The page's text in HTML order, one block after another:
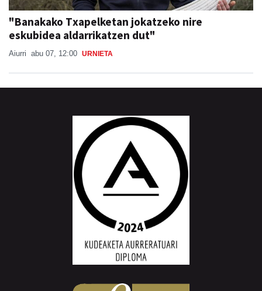
"Banakako Txapelketan jokatzeko nire
eskubidea aldarrikatzen dut"
Aiurri abu 07, 12:00 URNIETA